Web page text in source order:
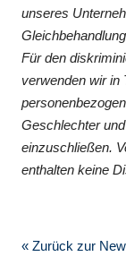
unseres
Für den
verwenden wir in
Geschlechter
einzuschließen.
enthalten keine
« Zurück zur